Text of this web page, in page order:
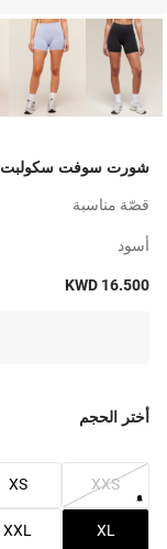
شورت سوفت سكولبت
قصّة مناسبة
أسود
KWD 16.500
أختر الحجم
XXS
XS
XL
XXL